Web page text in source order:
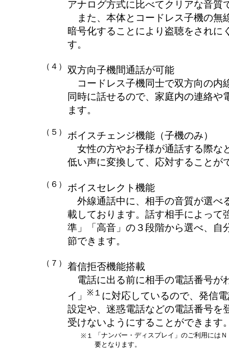
アナログ方式に比べてクリアな音質
また、本体とコードレス子機の無
暗号化することにより盗聴をされに
す。
（４）
双方向子機間通話が可能
コードレス子機同士で双方向の内
同時に話せるので、家庭内の連絡や
ます。
（５）
ボイスチェンジ機能（子機のみ）
女性の方やお子様が通話する際な
低い声に変換して、応対することが
（６）
ボイスセレクト機能
外線通話中に、相手の音質が選べ
載しております。話す相手によって
準」「高音」の３段階から選べ、自
節できます。
（７）
着信拒否機能搭載
電話に出る前に相手の電話番号が
イ」
※１ に対応しているので、発信
設定や、迷惑電話などの電話番号を
受けないようにすることができます
※１
「ナンバー・ディスプレイ」のご利用には
要となります。